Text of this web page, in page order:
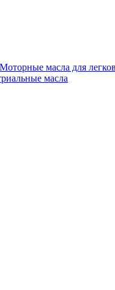
Моторные масла для
масла